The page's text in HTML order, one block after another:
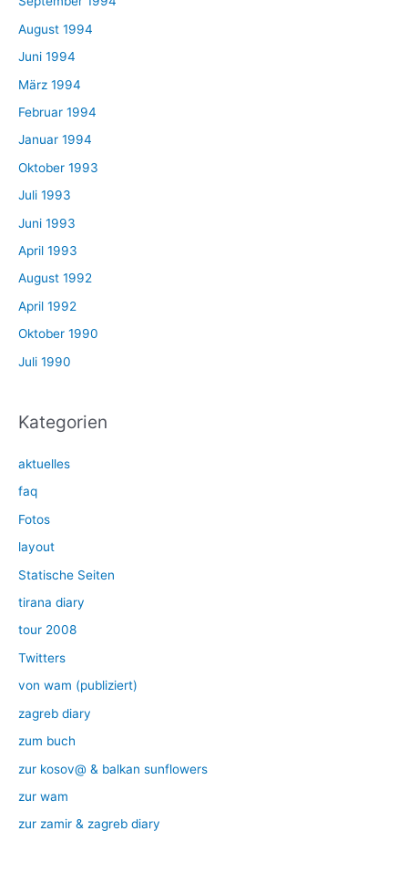
August 1994
Juni 1994
März 1994
Februar 1994
Januar 1994
Oktober 1993
Juli 1993
Juni 1993
April 1993
August 1992
April 1992
Oktober 1990
Juli 1990
Kategorien
aktuelles
faq
Fotos
layout
Statische Seiten
tirana diary
tour 2008
Twitters
von wam (publiziert)
zagreb diary
zum buch
zur kosov@ & balkan sunflowers
zur wam
zur zamir & zagreb diary